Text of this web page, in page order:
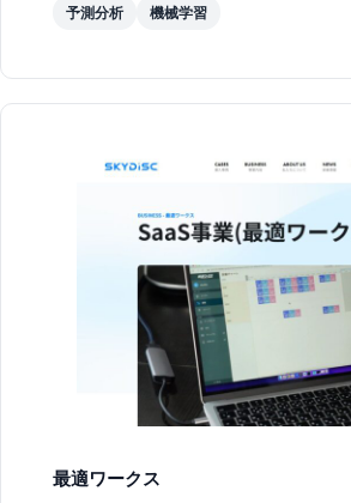
予測分析 機械学習
最適ワークス